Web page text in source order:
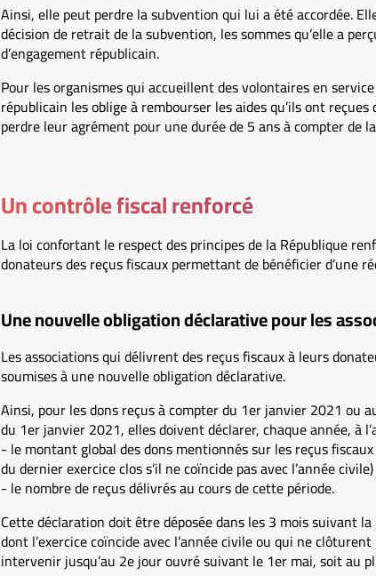
Ainsi, elle peut perdre la subvention qui lui a été accordée.
décision de retrait de la subvention, les sommes qu’elle a
d’engagement républicain.
Pour les organismes qui accueillent des volontaires en
républicain les oblige à rembourser les aides qu’ils ont
perdre leur agrément pour une durée de 5 ans à compter de
Un contrôle fiscal renforcé
La loi confortant le respect des principes de la République
donateurs des reçus fiscaux permettant de bénéficier d’une
Une nouvelle obligation déclarative pour les
Les associations qui délivrent des reçus fiscaux à leurs
soumises à une nouvelle obligation déclarative.
Ainsi, pour les dons reçus à compter du 1er janvier 2021 ou
du 1er janvier 2021, elles doivent déclarer, chaque année, à
- le montant global des dons mentionnés sur les reçus
du dernier exercice clos s’il ne coïncide pas avec l’année
- le nombre de reçus délivrés au cours de cette période.
Cette déclaration doit être déposée dans les 3 mois suivant
dont l’exercice coïncide avec l’année civile ou qui ne
intervenir jusqu’au 2e jour ouvré suivant le 1er mai, soit au